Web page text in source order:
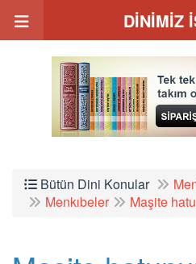
DİNİMİZ
Bütün Dini Konular
Menkıbeler
Maşite